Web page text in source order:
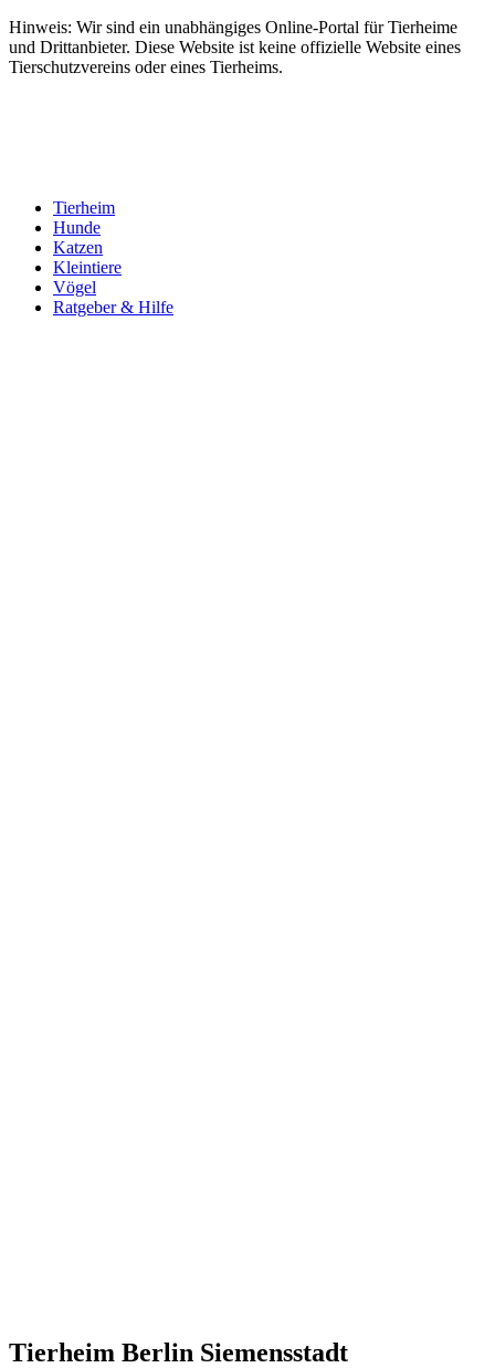
Hinweis: Wir sind ein unabhängiges Online-Portal für Tierheime
und Drittanbieter. Diese Website ist keine offizielle Website eines
Tierschutzvereins oder eines Tierheims.
Tierheim
Hunde
Katzen
Kleintiere
Vögel
Ratgeber & Hilfe
Tierheim Berlin Siemensstadt